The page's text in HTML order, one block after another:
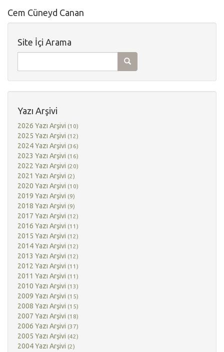
Cem Cüneyd Canan
Site İçi Arama
Yazı Arşivi
2026 Yazı Arşivi (10)
2025 Yazı Arşivi (12)
2024 Yazı Arşivi (36)
2023 Yazı Arşivi (16)
2022 Yazı Arşivi (20)
2021 Yazı Arşivi (2)
2020 Yazı Arşivi (10)
2019 Yazı Arşivi (9)
2018 Yazı Arşivi (9)
2017 Yazı Arşivi (12)
2016 Yazı Arşivi (11)
2015 Yazı Arşivi (12)
2014 Yazı Arşivi (12)
2013 Yazı Arşivi (12)
2012 Yazı Arşivi (11)
2011 Yazı Arşivi (11)
2010 Yazı Arşivi (13)
2009 Yazı Arşivi (15)
2008 Yazı Arşivi (15)
2007 Yazı Arşivi (18)
2006 Yazı Arşivi (37)
2005 Yazı Arşivi (42)
2004 Yazı Arşivi (2)